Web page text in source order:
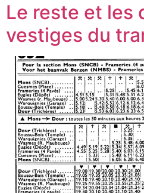
Le reste et les
vestiges du